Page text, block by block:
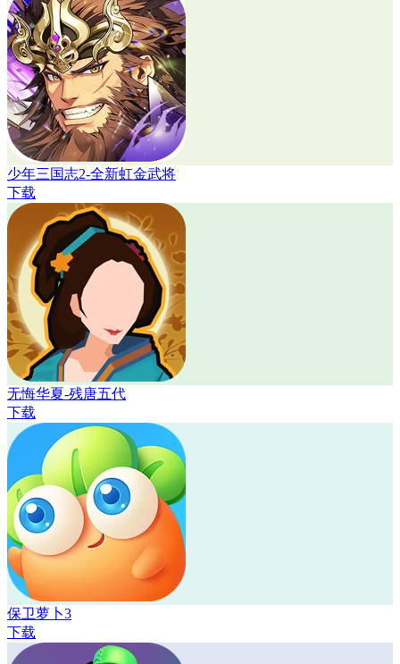
少年三国志2-全新虹金武将
下载
无悔华夏-残唐五代
下载
保卫萝卜3
下载